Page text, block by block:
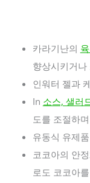
카라기난의
향상시키거
인워터 젤과
In 소스, 샐러
도를 조절하
유동식 유제
코코아의 안
로도 코코아